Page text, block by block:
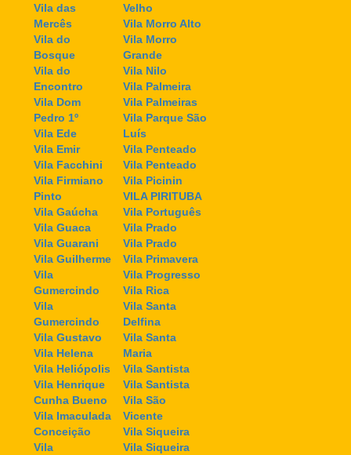
Vila das
Mercês
Vila do
Bosque
Vila do
Encontro
Vila Dom
Pedro 1º
Vila Ede
Vila Emir
Vila Facchini
Vila Firmiano
Pinto
Vila Gaúcha
Vila Guaca
Vila Guarani
Vila Guilherme
Vila
Gumercindo
Vila
Gumercindo
Vila Gustavo
Vila Helena
Vila Heliópolis
Vila Henrique
Cunha Bueno
Vila Imaculada
Conceição
Vila
Velho
Vila Morro Alto
Vila Morro
Grande
Vila Nilo
Vila Palmeira
Vila Palmeiras
Vila Parque São
Luís
Vila Penteado
Vila Penteado
Vila Picinin
VILA PIRITUBA
Vila Português
Vila Prado
Vila Prado
Vila Primavera
Vila Progresso
Vila Rica
Vila Santa
Delfina
Vila Santa
Maria
Vila Santista
Vila Santista
Vila São
Vicente
Vila Siqueira
Vila Siqueira